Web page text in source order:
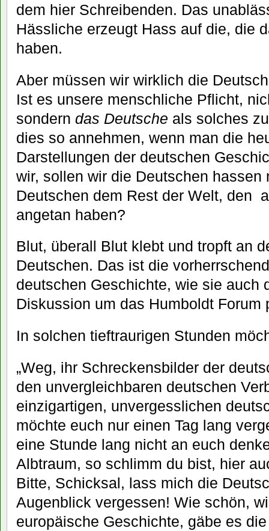
dem hier Schreibenden. Das
Hässliche erzeugt Hass auf die, die
haben.
Aber müssen wir wirklich die
Ist es unsere menschliche Pflicht,
sondern das Deutsche als solches
dies so annehmen, wenn man die
Darstellungen der deutschen
wir, sollen wir die Deutschen hassen
Deutschen dem Rest der Welt, den
angetan haben?
Blut, überall Blut klebt und tropft an
Deutschen. Das ist die
deutschen Geschichte, wie sie auch
Diskussion um das Humboldt Forum
In solchen tieftraurigen Stunden
„Weg, ihr Schreckensbilder der
den unvergleichbaren deutschen
einzigartigen, unvergesslichen
möchte euch nur einen Tag lang
eine Stunde lang nicht an euch
Albtraum, so schlimm du bist, hier
Bitte, Schicksal, lass mich die
Augenblick vergessen! Wie schön,
europäische Geschichte, gäbe es